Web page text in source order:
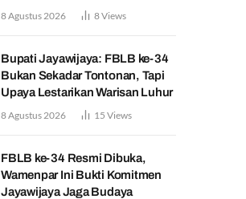
8 Agustus 2026 8Views
Bupati Jayawijaya: FBLB ke-34
Bukan Sekadar Tontonan, Tapi
Upaya Lestarikan Warisan Luhur
8 Agustus 2026 15 Views
FBLB ke-34 Resmi Dibuka,
Wamenpar Ini Bukti Komitmen
Jayawijaya Jaga Budaya